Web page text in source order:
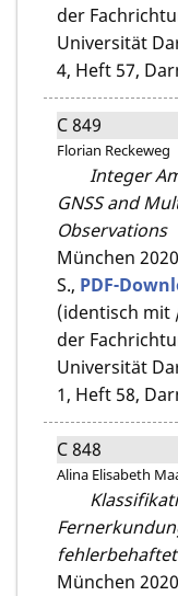
der
Universität
4, Heft 57,
C 849
Florian Reckeweg
Integer
GNSS and
Observations
München
S., PDF-
(identisch mit
der
Universität
1, Heft 58,
C 848
Alina Elisabeth
München